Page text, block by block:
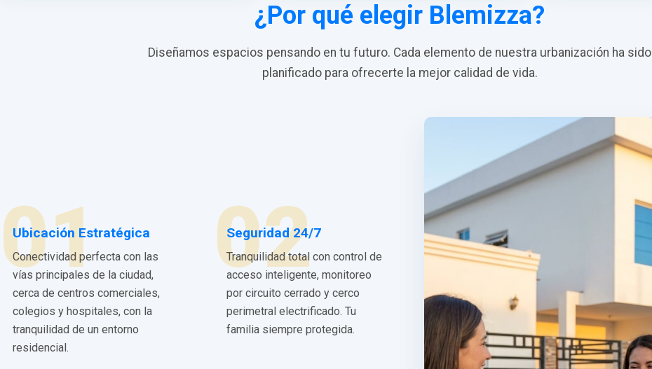
¿Por qué elegir Blemizza?
Diseñamos espacios pensando en tu futuro. Cada elemento de nuestra urbanización ha sido
planificado para ofrecerte la mejor calidad de vida.
01
Ubicación Estratégica
Conectividad perfecta con las
vías principales de la ciudad,
cerca de centros comerciales,
colegios y hospitales, con la
tranquilidad de un entorno
residencial.
02
Seguridad 24/7
Tranquilidad total con control de
acceso inteligente, monitoreo
por circuito cerrado y cerco
perimetral electrificado. Tu
familia siempre protegida.